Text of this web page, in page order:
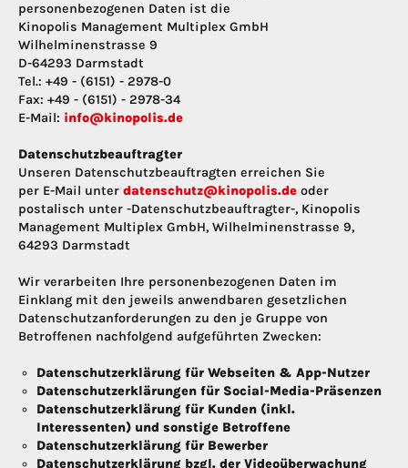
personenbezogenen Daten ist die
Kinopolis Management Multiplex GmbH
Wilhelminenstrasse 9
D-64293 Darmstadt
Tel.: +49 - (6151) - 2978-0
Fax: +49 - (6151) - 2978-34
E-Mail: info@kinopolis.de
Datenschutzbeauftragter
Unseren Datenschutzbeauftragten erreichen Sie
per E-Mail unter datenschutz@kinopolis.de oder
postalisch unter -Datenschutzbeauftragter-, Kinopolis
Management Multiplex GmbH, Wilhelminenstrasse 9,
64293 Darmstadt
Wir verarbeiten Ihre personenbezogenen Daten im
Einklang mit den jeweils anwendbaren gesetzlichen
Datenschutzanforderungen zu den je Gruppe von
Betroffenen nachfolgend aufgeführten Zwecken:
Datenschutzerklärung für Webseiten & App-Nutzer
Datenschutzerklärungen für Social-Media-Präsenzen
Datenschutzerklärung für Kunden (inkl.
Interessenten) und sonstige Betroffene
Datenschutzerklärung für Bewerber
Datenschutzerklärung bzgl. der Videoüberwachung